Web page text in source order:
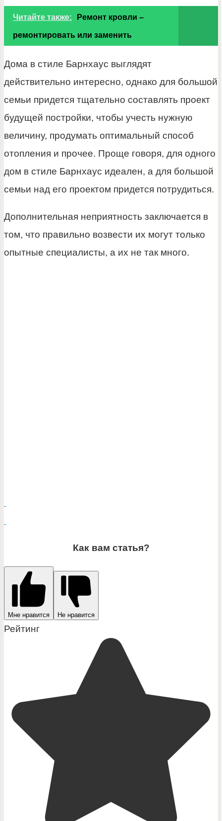
Читайте также: Ремонт кровли –
ремонтировать или заменить
Дома в стиле Барнхаус выглядят
действительно интересно, однако для большой
семьи придется тщательно составлять проект
будущей постройки, чтобы учесть нужную
величину, продумать оптимальный способ
отопления и прочее. Проще говоря, для одного
дом в стиле Барнхаус идеален, а для большой
семьи над его проектом придется потрудиться.
Дополнительная неприятность заключается в
том, что правильно возвести их могут только
опытные специалисты, а их не так много.
Как вам статья?
Мне нравится Не нравится
Рейтинг